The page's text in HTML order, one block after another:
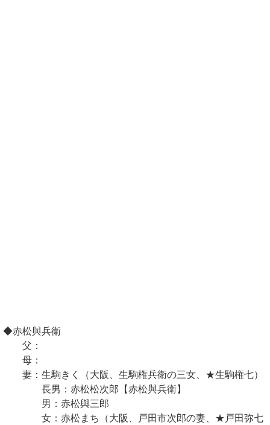
◆赤松與兵衛
父：
母：
妻：生駒きく（大阪、生駒権兵衛の三女、★生駒権七）
長男：赤松松次郎【赤松與兵衛】
男：赤松與三郎
女：赤松まち（大阪、戸田市次郎の妻、★戸田弥七